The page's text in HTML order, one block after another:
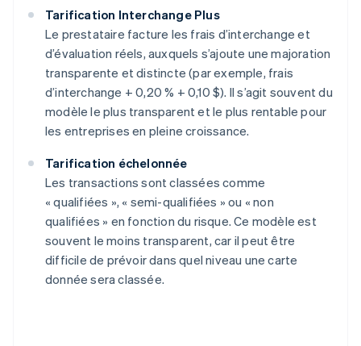
Tarification Interchange Plus
Le prestataire facture les frais d’interchange et
d’évaluation réels, auxquels s’ajoute une majoration
transparente et distincte (par exemple, frais
d’interchange + 0,20 % + 0,10 $). Il s’agit souvent du
modèle le plus transparent et le plus rentable pour
les entreprises en pleine croissance.
Tarification échelonnée
Les transactions sont classées comme
« qualifiées », « semi-qualifiées » ou « non
qualifiées » en fonction du risque. Ce modèle est
souvent le moins transparent, car il peut être
difficile de prévoir dans quel niveau une carte
donnée sera classée.